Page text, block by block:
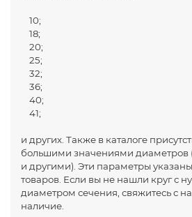
10;
18;
20;
25;
32;
36;
40;
41;
и других. Также в каталоге
большими значениями диаметров
и другими). Эти параметры
товаров. Если вы не нашли круг с
диаметром сечения, свяжитесь с
наличие.